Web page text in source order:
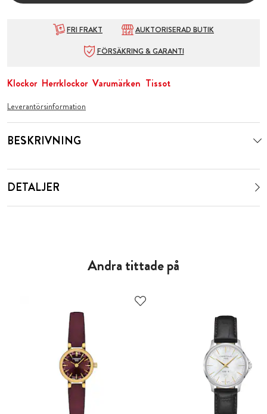
FRI FRAKT
AUKTORISERAD BUTIK
FÖRSÄKRING & GARANTI
Klockor Herrklockor Varumärken Tissot
Leverantörsinformation
BESKRIVNING
DETALJER
Andra tittade på